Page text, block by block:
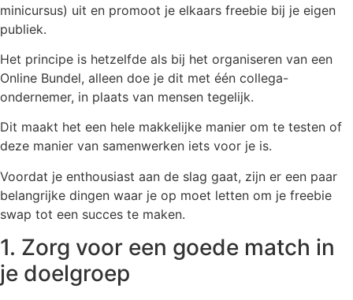
minicursus) uit en promoot je elkaars freebie bij je eigen
publiek.
Het principe is hetzelfde als bij het organiseren van een
Online Bundel, alleen doe je dit met één collega-
ondernemer, in plaats van mensen tegelijk.
Dit maakt het een hele makkelijke manier om te testen of
deze manier van samenwerken iets voor je is.
Voordat je enthousiast aan de slag gaat, zijn er een paar
belangrijke dingen waar je op moet letten om je freebie
swap tot een succes te maken.
1. Zorg voor een goede match in
je doelgroep